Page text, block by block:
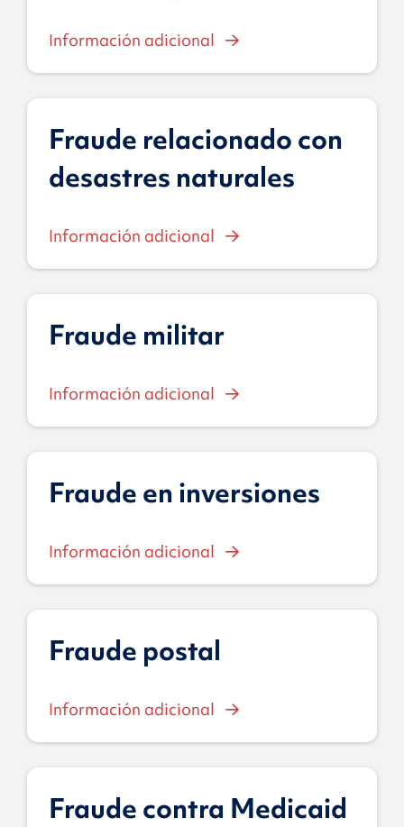
Información adicional
Fraude relacionado con
desastres naturales
Información adicional
Fraude militar
Información adicional
Fraude en inversiones
Información adicional
Fraude postal
Información adicional
Fraude contra Medicaid